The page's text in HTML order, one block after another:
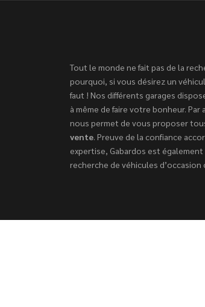
Tout le monde ne fait pas de la
pourquoi, si vous désirez un
faut ! Nos différents garages
à même de faire votre bonheur.
nous permet de vous proposer
vente. Preuve de la confiance
expertise, Gabardos est également
recherche de véhicules d’occasion